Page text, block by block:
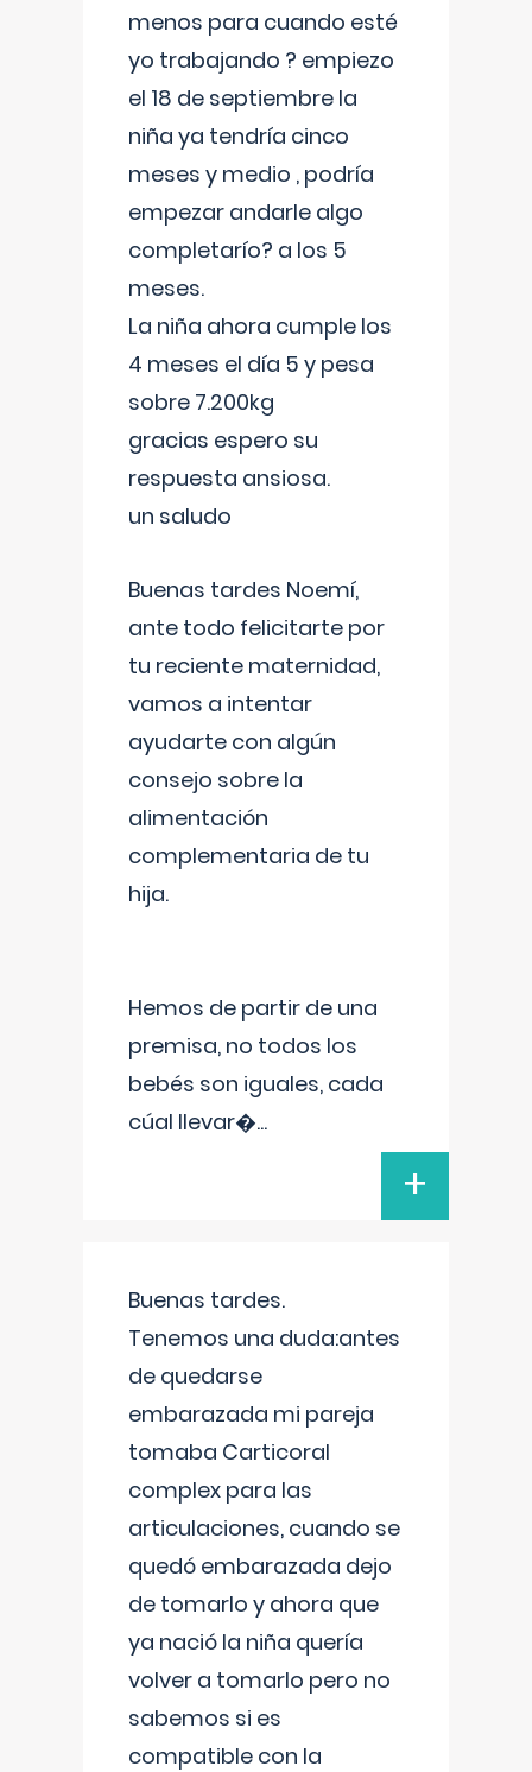
menos para cuando esté
yo trabajando ? empiezo
el 18 de septiembre la
niña ya tendría cinco
meses y medio , podría
empezar andarle algo
completarío? a los 5
meses.
La niña ahora cumple los
4 meses el día 5 y pesa
sobre 7.200kg
gracias espero su
respuesta ansiosa.
un saludo
Buenas tardes Noemí,
ante todo felicitarte por
tu reciente maternidad,
vamos a intentar
ayudarte con algún
consejo sobre la
alimentación
complementaria de tu
hija.
Hemos de partir de una
premisa, no todos los
bebés son iguales, cada
cúal llevar�...
+
Buenas tardes.
Tenemos una duda:antes
de quedarse
embarazada mi pareja
tomaba Carticoral
complex para las
articulaciones, cuando se
quedó embarazada dejo
de tomarlo y ahora que
ya nació la niña quería
volver a tomarlo pero no
sabemos si es
compatible con la